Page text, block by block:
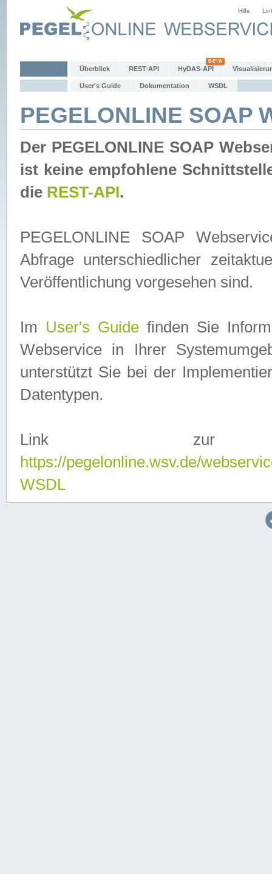
Hilfe
Überblick REST-API HyDAS-API
User's Guide Dokumentation WSDL
PEGELONLINE SOAP
Der PEGELONLINE SOAP
ist keine empfohlene
die REST-API.
PEGELONLINE SOAP
Abfrage unterschiedlicher
Veröffentlichung vorgesehen sind.
Im User's Guidefinden Sie
Webservice in Ihrer
unterstützt Sie bei der
Datentypen.
Link zur
https://pegelonline.wsv.de/
WSDL